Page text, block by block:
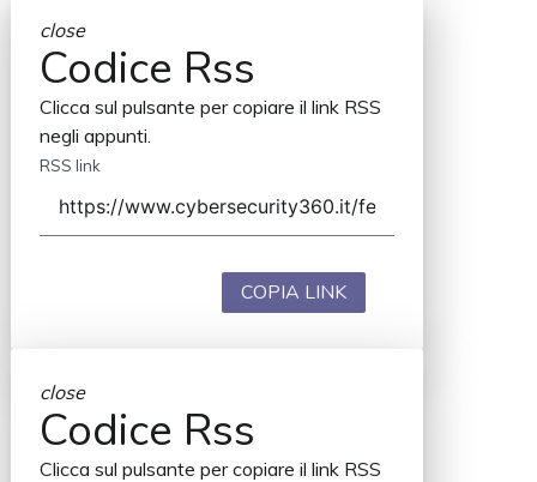
close
Codice Rss
Clicca sul pulsante per copiare il link RSS
negli appunti.
RSS link
COPIA LINK
close
Codice Rss
Clicca sul pulsante per copiare il link RSS